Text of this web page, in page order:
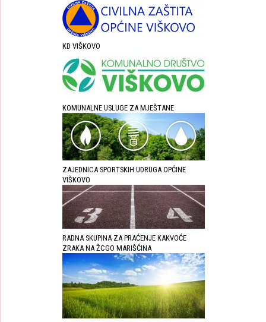
KD VIŠKOVO
KOMUNALNE USLUGE ZA MJEŠTANE
ZAJEDNICA SPORTSKIH UDRUGA OPĆINE
VIŠKOVO
RADNA SKUPINA ZA PRAĆENJE KAKVOĆE
ZRAKA NA ŽCGO MARIŠĆINA